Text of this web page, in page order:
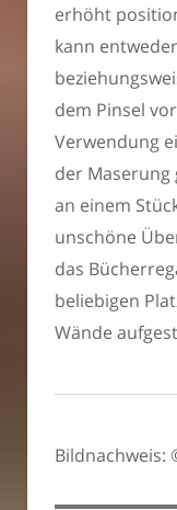
erhöht
kann
dem Pinsel
Verwendung
der Maserung
an einem
unschöne
das
beliebigen
Wände
Bildnachweis: